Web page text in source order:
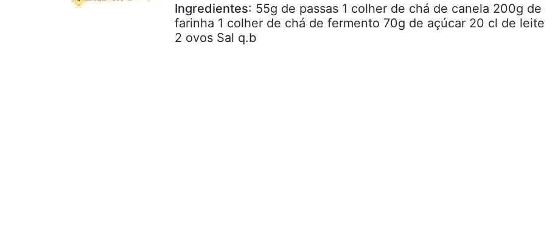
Ingredientes: 55g de passas 1 colher de chá de canela 200g de
farinha 1 colher de chá de fermento 70g de açúcar 20 cl de leite
2 ovos Sal q.b